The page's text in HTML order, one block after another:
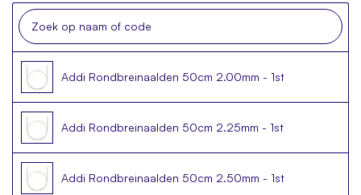
Addi Rondbreinaalden 50cm 2.00mm - 1st
Addi Rondbreinaalden 50cm 2.25mm - 1st
Addi Rondbreinaalden 50cm 2.50mm - 1st
gallery